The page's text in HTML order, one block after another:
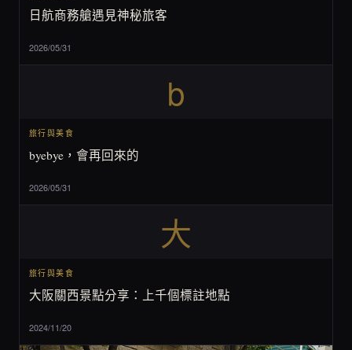
日航商務艙遇見神秘旅客
2026/05/31
b
旅行與美食
byebye，會再回來的
2026/05/31
大
旅行與美食
大阪關西景點分享：上千個標註地點
2024/11/20